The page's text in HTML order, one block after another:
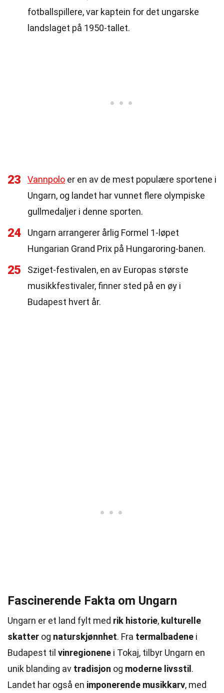
fotballspillere, var kaptein for det ungarske
landslaget på 1950-tallet.
23 Vannpolo er en av de mest populære sportene i
Ungarn, og landet har vunnet flere olympiske
gullmedaljer i denne sporten.
24
Ungarn arrangerer årlig Formel 1-løpet
Hungarian Grand Prix på Hungaroring-banen.
25
Sziget-festivalen, en av Europas største
musikkfestivaler, finner sted på en øy i
Budapest hvert år.
Fascinerende Fakta om Ungarn
Ungarn er et land fylt med rik historie, kulturelle
skatter og naturskjønnhet. Fra termalbadene i
Budapest til vinregionene i Tokaj, tilbyr Ungarn en
unik blanding av tradisjon og moderne livsstil .
Landet har også en imponerende musikkarv, med